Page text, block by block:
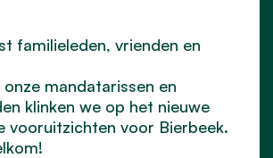
familieleden, vrienden en
mandatarissen en
klinken we op het nieuwe
vooruitzichten voor Bierbeek.